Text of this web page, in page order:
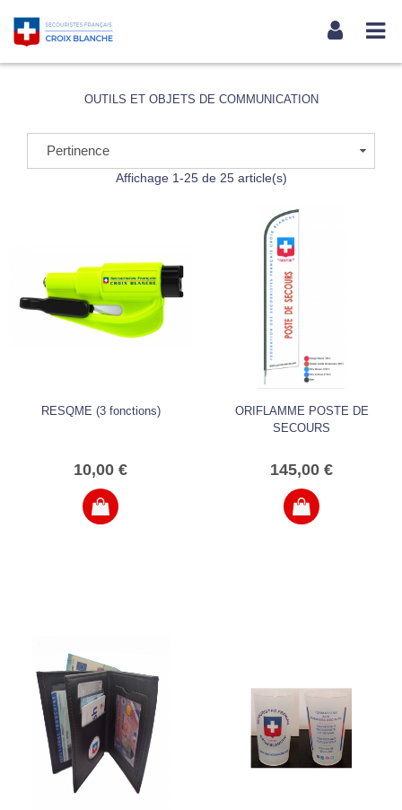
OUTILS ET OBJETS DE COMMUNICATION
Pertinence
Affichage 1-25 de 25 article(s)
RESQME (3 fonctions)
10,00 €
ORIFLAMME POSTE DE
SECOURS
145,00 €